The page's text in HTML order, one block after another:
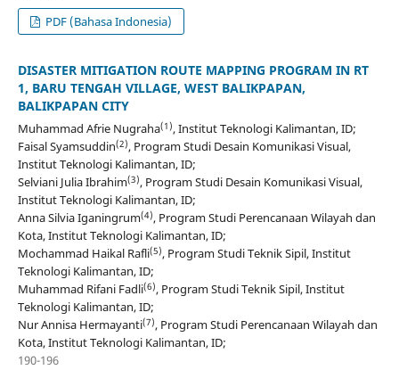
PDF (Bahasa Indonesia)
DISASTER MITIGATION ROUTE MAPPING PROGRAM IN RT
1, BARU TENGAH VILLAGE, WEST BALIKPAPAN,
BALIKPAPAN CITY
Muhammad Afrie Nugraha(1), Institut Teknologi Kalimantan, ID;
Faisal Syamsuddin(2), Program Studi Desain Komunikasi Visual,
Institut Teknologi Kalimantan, ID;
Selviani Julia Ibrahim(3), Program Studi Desain Komunikasi Visual,
Institut Teknologi Kalimantan, ID;
Anna Silvia Iganingrum(4), Program Studi Perencanaan Wilayah dan
Kota, Institut Teknologi Kalimantan, ID;
Mochammad Haikal Rafli(5), Program Studi Teknik Sipil, Institut
Teknologi Kalimantan, ID;
Muhammad Rifani Fadli(6), Program Studi Teknik Sipil, Institut
Teknologi Kalimantan, ID;
Nur Annisa Hermayanti(7), Program Studi Perencanaan Wilayah dan
Kota, Institut Teknologi Kalimantan, ID;
190-196